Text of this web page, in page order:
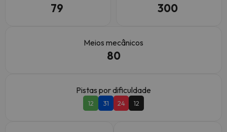
79 300
Meios mecânicos
80
Pistas por dificuldade
12 31 24 12